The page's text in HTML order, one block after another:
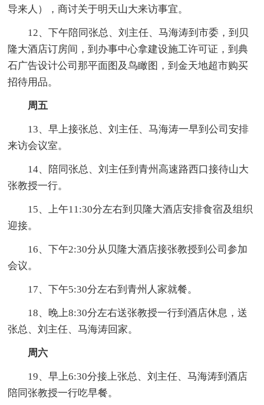
导来人），商讨关于明天山大来访事宜。
12、下午陪同张总、刘主任、马海涛到市委，到贝
隆大酒店订房间，到办事中心拿建设施工许可证，到典
石广告设计公司那平面图及鸟瞰图，到金天地超市购买
招待用品。
周五
13、早上接张总、刘主任、马海涛一早到公司安排
来访会议室。
14、陪同张总、刘主任到青州高速路西口接待山大
张教授一行。
15、上午11:30分左右到贝隆大酒店安排食宿及组织
迎接。
16、下午2:30分从贝隆大酒店接张教授到公司参加
会议。
17、下午5:30分左右到青州人家就餐。
18、晚上8:30分左右送张教授一行到酒店休息，送
张总、刘主任、马海涛回家。
周六
19、早上6:30分接上张总、刘主任、马海涛到酒店
陪同张教授一行吃早餐。